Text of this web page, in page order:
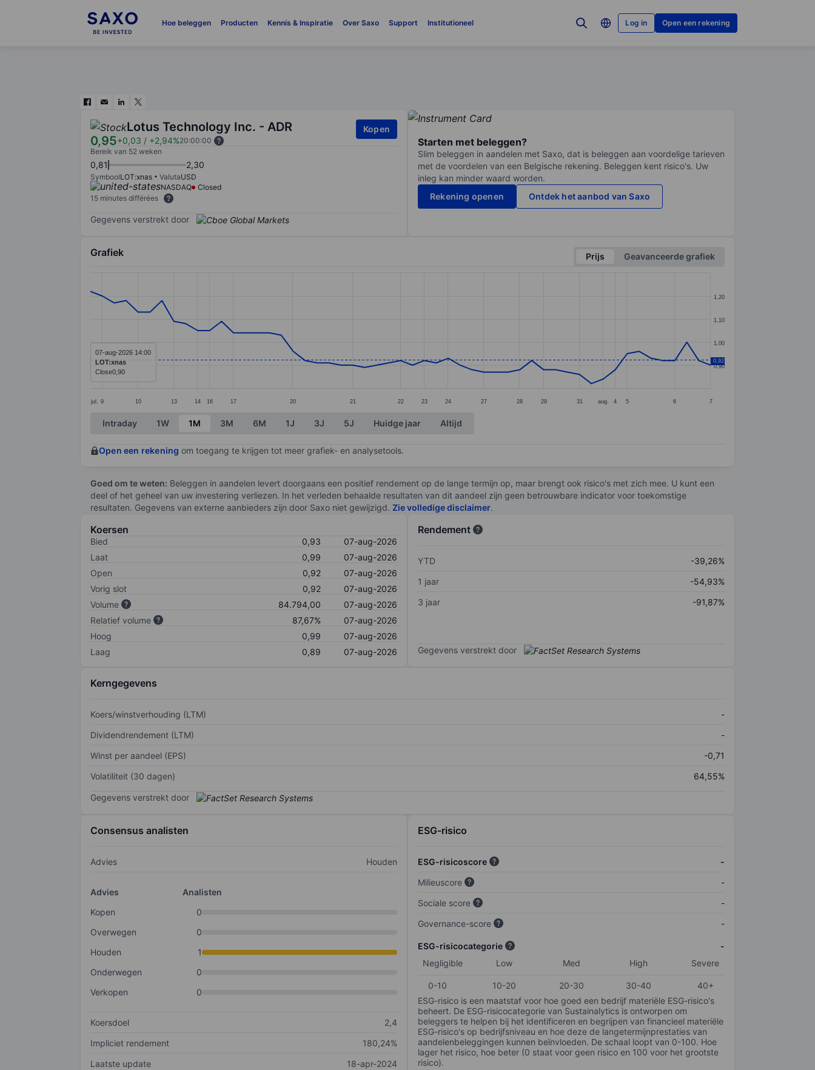
Hoe beleggen Producten Kennis & Inspiratie Over Saxo Support Institutioneel Log in Open een rekening
Lotus Technology Inc. - ADR
0,95+0,03 / +2,94%20:00:00
Kopen
Bereik van 52 weken
0,81 2,30
SymboolLOT:xnas ValutaUSD
NASDAQ
Closed
15 minutes différées
Gegevens verstrekt door
Starten met beleggen?
Slim beleggen in aandelen met Saxo, dat is beleggen aan voordelige tarieven
met de voordelen van een Belgische rekening. Beleggen kent risico's. Uw
inleg kan minder waard worden.
Rekening openen
Ontdek het aanbod van Saxo
Grafiek Prijs
Geavanceerde grafiek
Line chart with 53 data points.
The chart has 1 X axis displaying categories.
The chart has 1 Y axis displaying values. Data ranges from 0.82 to 1.22.
jul. 9 10 13 14 16 17 20 21 22 23 24 27 28 29 31 aug. 4 5 6 7
0,90
1,00
1,10
1,20
0,92
07-aug-2026 14:00
LOT:xnas
Close0,90
End of interactive chart.
Intraday 1W 1M 3M 6M 1J 3J 5J Huidge jaar Altijd
Open een rekening om toegang te krijgen tot meer grafiek- en analysetools.
Goed om te weten: Beleggen in aandelen levert doorgaans een positief rendement op de lange termijn op, maar brengt ook risico's met zich mee. U kunt een
deel of het geheel van uw investering verliezen. In het verleden behaalde resultaten van dit aandeel zijn geen betrouwbare indicator voor toekomstige
resultaten. Gegevens van externe aanbieders zijn door Saxo niet gewijzigd. Zie volledige disclaimer.
Koersen
Bied 0,93
07-aug-2026
Laat
0,99
07-aug-2026
Open
0,92
07-aug-2026
Vorig slot
0,92
07-aug-2026
Volume
84.794,00
07-aug-2026
Relatief volume
87,67%
07-aug-2026
Hoog
0,99
07-aug-2026
Laag
0,89 07-aug-2026
Rendement
YTD
-39,26%
1 jaar
-54,93%
3 jaar
-91,87%
Gegevens verstrekt door
Kerngegevens
Koers/winstverhouding (LTM)
-
Dividendrendement (LTM)
-
Winst per aandeel (EPS)
-0,71
Volatiliteit (30 dagen)
64,55%
Gegevens verstrekt door
Consensus analisten
Advies Houden
Advies
Analisten
Kopen
0
Overwegen
0
Houden
1
Onderwegen
0
Verkopen
0
Koersdoel
2,4
Impliciet rendement
180,24%
Laatste update
18-apr-2024
ESG-risico
ESG-risicoscore
-
Milieuscore
-
Sociale score
-
Governance-score
-
ESG-risicocategorie
-
Negligible
Low Med High Severe
0-10 10-20 20-30 30-40
40+
ESG-risico is een maatstaf voor hoe goed een bedrijf materiële ESG-risico's
beheert. De ESG-risicocategorie van Sustainalytics is ontworpen om
beleggers te helpen bij het identificeren en begrijpen van financieel materiële
ESG-risico's op bedrijfsniveau en hoe deze de langetermijnprestaties van
aandelenbeleggingen kunnen beïnvloeden. De schaal loopt van 0-100. Hoe
lager het risico, hoe beter (0 staat voor geen risico en 100 voor het grootste
risico).